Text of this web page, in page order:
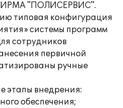
"ПОЛИСЕРВИС".
типовая конфигурация
системы программ
сотрудников
первичной
ручные
этапы внедрения:
обеспечения;